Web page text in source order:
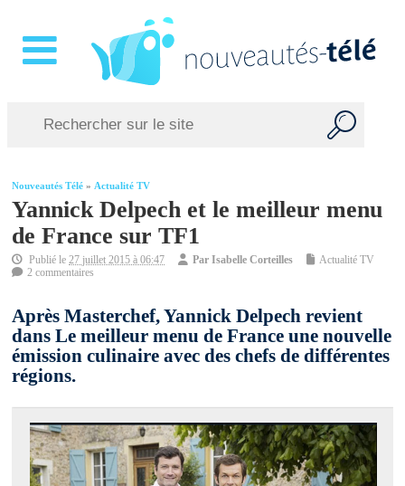
Nouveautés Télé »Actualité TV
Yannick Delpech et le meilleur menu
de France sur TF1
Publié le27 juillet 2015 à 06:47 ParIsabelle Corteilles
Actualité TV
2 commentaires
Après Masterchef, Yannick Delpech revient
dans Le meilleur menu de France une nouvelle
émission culinaire avec des chefs de différentes
régions.